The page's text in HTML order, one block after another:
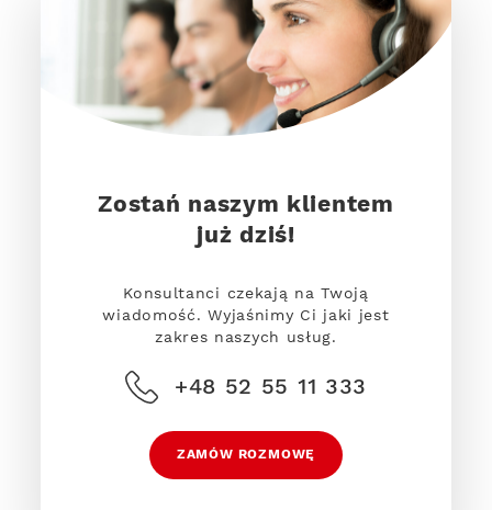
Zostań naszym klientem
już dziś!
Konsultanci czekają na Twoją
wiadomość. Wyjaśnimy Ci jaki jest
zakres naszych usług.
+48 52 55 11 333
ZAMÓW ROZMOWĘ